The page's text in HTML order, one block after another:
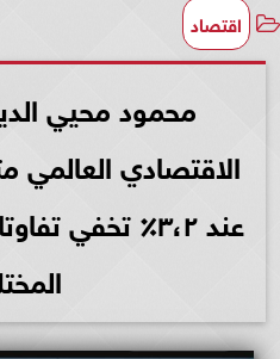
اقتصاد
محمود محيي
الاقتصادي
عند ٣،٢٪؜ تخفي